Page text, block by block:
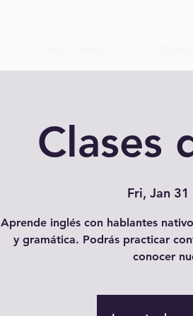
Clases
Fri, Jan 31
Aprende inglés con hablantes
y gramática. Podrás practicar
conocer